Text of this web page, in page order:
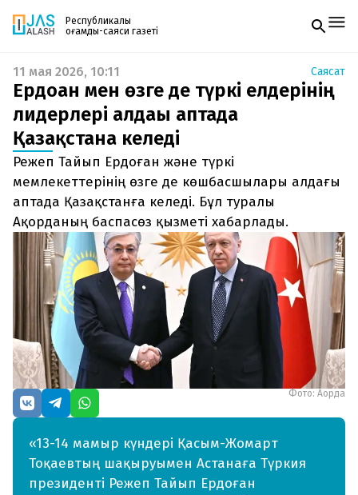
Республикалық
қоғамдық-саяси газеті
Жаңалықтар
Спорт
Live
Руханият
Аймақ
Архив
Заң және тәртіп
Редакциямен байланыс
+7 708 604 51 06
Жарнама бөлімі
+7 701 220 64 52
Пошта
zhasalash100@gmail.com
Газетке жазылу
PDF форматтағы газетті ай сайын электронды
поштаңызға алып отырыңыз. Жаңа нөмір
шыққан сәтте сізге бірден жіберіледі. Тек email
енгізіңіз, біз қалғанын өзіміз жібереміз.
11 мая 2026, 10:11 Саясат
Ердоған мен өзге де түркі елдерінің
лидерлері алдағы аптада
Қазақстанға келеді
Режеп Тайып Ердоған және түркі
мемлекеттерінің өзге де көшбасшылары алдағы
аптада Қазақстанға келеді. Бұл туралы
Ақорданың баспасөз қызметі хабарлады.
Фото: Ақорда
«13-14 мамыр күндері Қасым-Жомарт
Тоқаевтың шақыруымен Астанаға Түркия
президенті Режеп Тайып Ердоған